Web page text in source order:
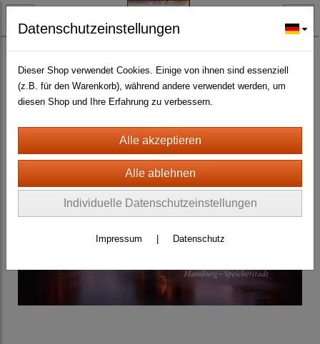
BLECH- + HOLZSCHILDER-MAGNETE
BLECHSCHILDER CA. 20 X 30 CM
Diverse (463)
Datenschutzeinstellungen
Dieser Shop verwendet Cookies. Einige von ihnen sind essenziell
(z.B. für den Warenkorb), während andere verwendet werden, um
diesen Shop und Ihre Erfahrung zu verbessern.
Individuelle Datenschutzeinstellungen
Impressum Datenschutz